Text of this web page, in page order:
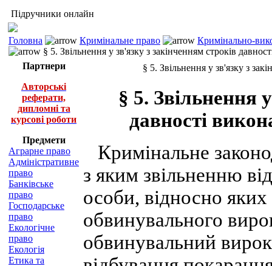
Підручники онлайн
Головна Кримінальне право
Кримінально-
§ 5. Звільнення у зв'язку з закінченням строків
Партнери
Авторські
реферати,
дипломні та
курсові роботи
Предмети
Аграрне право
Адміністративне
право
Банківське
право
Господарське
право
Екологічне
право
Екологія
Етика та
§ 5. Звільнення у зв'язку з
§ 5. Звільнення
давності
Кримінальне
з яким звільненню
особи, відносно
обвинувального
обвинувальний вирок